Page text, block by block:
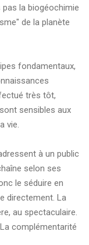
la biogéochimie
de la planète
fondamentaux,
très tôt,
sensibles aux
vie.
à un public
selon ses
le séduire en
directement. La
au spectaculaire.
complémentarité